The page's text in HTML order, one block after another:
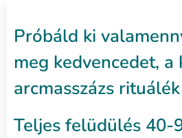
Próbáld ki
meg kedvencedet,
arcmasszázs
Teljes felüdülés 40-